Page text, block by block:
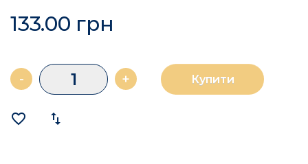
133.00 грн
- + Купити
favorite_border import_export